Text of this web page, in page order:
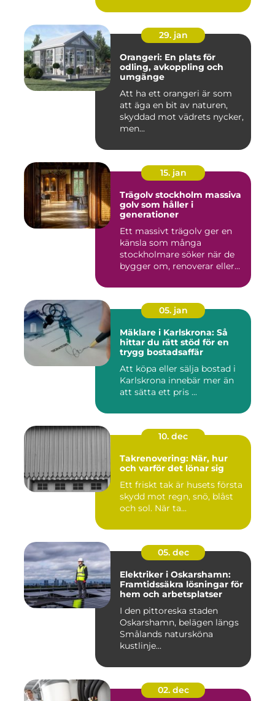
29. jan
Orangeri: En plats för
odling, avkoppling och
umgänge
Att ha ett orangeri är som
att äga en bit av naturen,
skyddad mot vädrets nycker,
men...
15. jan
Trägolv stockholm massiva
golv som håller i
generationer
Ett massivt trägolv ger en
känsla som många
stockholmare söker när de
bygger om, renoverar eller
05. jan
Mäklare i Karlskrona: Så
hittar du rätt stöd för en
trygg bostadsaffär
Att köpa eller sälja bostad i
Karlskrona innebär mer än
att sätta ett pris ...
10. dec
Takrenovering: När, hur
och varför det lönar sig
Ett friskt tak är husets första
skydd mot regn, snö, blåst
och sol. När ta...
05. dec
Elektriker i Oskarshamn:
Framtidssäkra lösningar för
hem och arbetsplatser
I den pittoreska staden
Oskarshamn, belägen längs
Smålands natursköna
kustlinje...
02. dec